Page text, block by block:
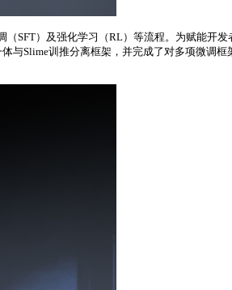
SFT）及强化学习（RL）等流程。为赋能开
Slime训推分离框架，并完成了对多项微调